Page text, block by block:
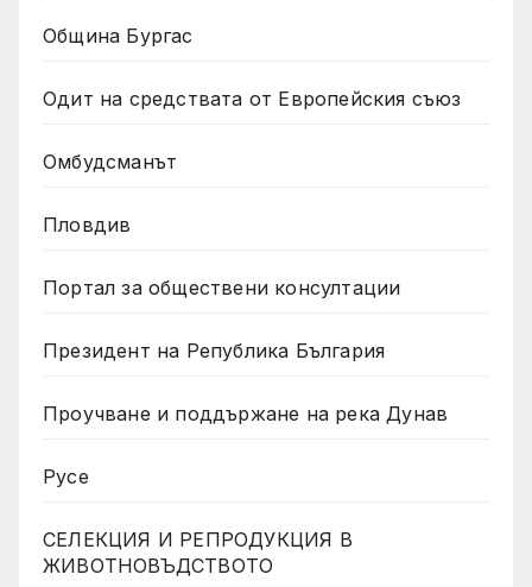
Община Бургас
Одит на средствата от Европейския съюз
Омбудсманът
Пловдив
Портал за обществени консултации
Президент на Република България
Проучване и поддържане на река Дунав
Русе
СЕЛЕКЦИЯ И РЕПРОДУКЦИЯ В
ЖИВОТНОВЪДСТВОТО